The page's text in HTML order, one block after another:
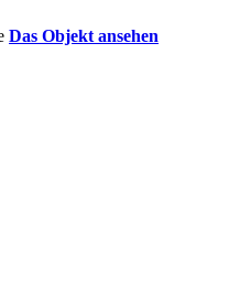
Das Objekt ansehen